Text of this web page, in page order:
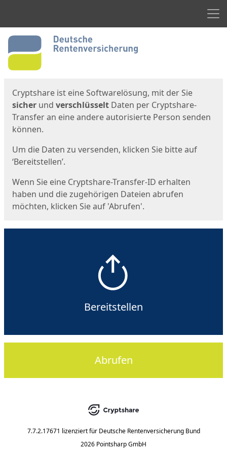
Start
Cryptshare ist eine Softwarelösung, mit der Sie
sicher und verschlüsselt Daten per Cryptshare-
Transfer an eine andere autorisierte Person senden
können.
Um die Daten zu versenden, klicken Sie bitte auf
‘Bereitstellen’.
Wenn Sie eine Cryptshare-Transfer-ID erhalten
haben und die zugehörigen Dateien abrufen
möchten, klicken Sie auf 'Abrufen'.
Bereitstellen
Abrufen
7.7.2.17671 lizenziert für Deutsche Rentenversicherung Bund
2026 Pointsharp GmbH